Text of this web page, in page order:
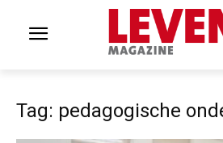
Tag: pedagogische